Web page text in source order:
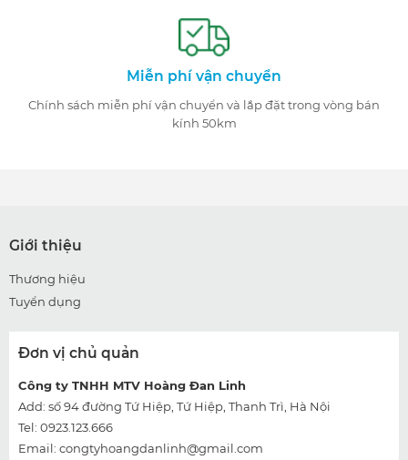
Miễn phí vận chuyển
Chính sách miễn phí vận chuyển và lắp đặt trong vòng bán
kính 50km
Giới thiệu
Thương hiệu
Tuyển dụng
Đơn vị chủ quản
Công ty TNHH MTV Hoàng Đan Linh
Add: số 94 đường Tứ Hiệp, Tứ Hiệp, Thanh Trì, Hà Nội
Tel: 0923.123.666
Email: congtyhoangdanlinh@gmail.com